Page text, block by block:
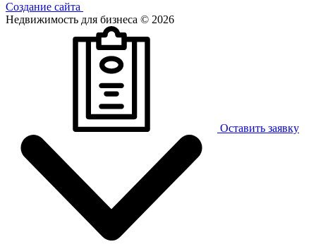
Создание сайта
Недвижимость для бизнеса © 2026
Оставить заявку